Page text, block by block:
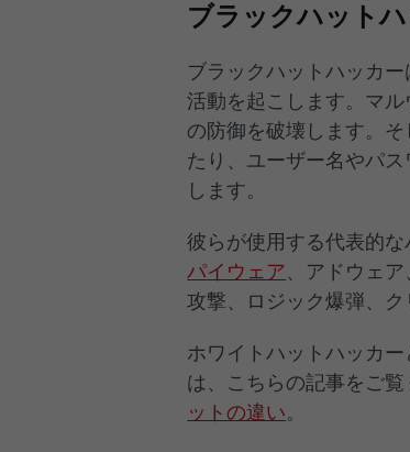
ブラックハットハ
ブラックハットハッカ
活動を起こします。マ
の防御を破壊します。
たり、ユーザー名やパ
します。
彼らが使用する代表的な
パイウェア 、アドウェ
攻撃、ロジック爆弾、
ホワイトハットハッカ
は、こちらの記事をご覧
ットの違い。